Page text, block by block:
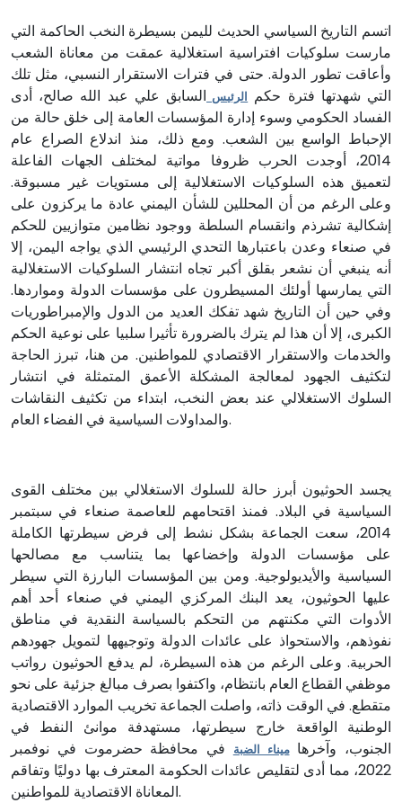
اتسم التاريخ السياسي الحديث لليمن بسيطرة النخب الحاكمة التي
مارست سلوكيات افتراسية استغلالية عمقت من معاناة الشعب
وأعاقت تطور الدولة. حتى في فترات الاستقرار النسبي، مثل تلك
التي شهدتها فترة حكم الرئيس السابق علي عبد الله صالح، أدى
الفساد الحكومي وسوء إدارة المؤسسات العامة إلى خلق حالة من
الإحباط الواسع بين الشعب. ومع ذلك، منذ اندلاع الصراع عام
2014، أوجدت الحرب ظروفا مواتية لمختلف الجهات الفاعلة
لتعميق هذه السلوكيات الاستغلالية إلى مستويات غير مسبوقة.
وعلى الرغم من أن المحللين للشأن اليمني عادة ما يركزون على
إشكالية تشرذم وانقسام السلطة ووجود نظامين متوازيين للحكم
في صنعاء وعدن باعتبارها التحدي الرئيسي الذي يواجه اليمن، إلا
أنه ينبغي أن نشعر بقلق أكبر تجاه انتشار السلوكيات الاستغلالية
التي يمارسها أولئك المسيطرون على مؤسسات الدولة ومواردها.
وفي حين أن التاريخ شهد تفكك العديد من الدول والإمبراطوريات
الكبرى، إلا أن هذا لم يترك بالضرورة تأثيرا سلبيا على نوعية الحكم
والخدمات والاستقرار الاقتصادي للمواطنين. من هنا، تبرز الحاجة
لتكثيف الجهود لمعالجة المشكلة الأعمق المتمثلة في انتشار
السلوك الاستغلالي عند بعض النخب، ابتداء من تكثيف النقاشات
والمداولات السياسية في الفضاء العام.
يجسد الحوثيون أبرز حالة للسلوك الاستغلالي بين مختلف القوى
السياسية في البلاد. فمنذ اقتحامهم للعاصمة صنعاء في سبتمبر
2014، سعت الجماعة بشكل نشط إلى فرض سيطرتها الكاملة
على مؤسسات الدولة وإخضاعها بما يتناسب مع مصالحها
السياسية والأيديولوجية. ومن بين المؤسسات البارزة التي سيطر
عليها الحوثيون، يعد البنك المركزي اليمني في صنعاء أحد أهم
الأدوات التي مكنتهم من التحكم بالسياسة النقدية في مناطق
نفوذهم، والاستحواذ على عائدات الدولة وتوجيهها لتمويل جهودهم
الحربية. وعلى الرغم من هذه السيطرة، لم يدفع الحوثيون رواتب
موظفي القطاع العام بانتظام، واكتفوا بصرف مبالغ جزئية على نحو
متقطع. في الوقت ذاته، واصلت الجماعة تخريب الموارد الاقتصادية
الوطنية الواقعة خارج سيطرتها، مستهدفة موانئ النفط في
الجنوب، وآخرهاميناء الضبة في محافظة حضرموت في نوفمبر
2022، مما أدى لتقليص عائدات الحكومة المعترف بها دوليًا وتفاقم
المعاناة الاقتصادية للمواطنين.